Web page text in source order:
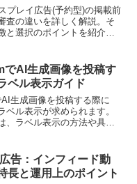
プレイ広告(予約型)の掲載前
査の違いを詳しく解説。そ
と選択のポイントを紹介し
でAI生成画像を投稿す
ベル表示ガイド
AI生成画像を投稿する際に
ベル表示が求められます。
、ラベル表示の方法や具体
告：インフィード動
長と運用上のポイント